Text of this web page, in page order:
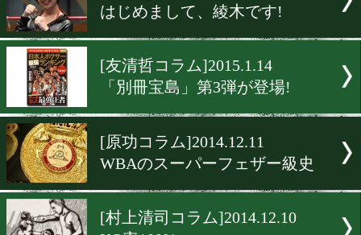
[コラム]2015.6.17
こだわりの一着を
[コラム]2015.6.15
セルフプロデュースのすゝ
[コラム]2015.4.15